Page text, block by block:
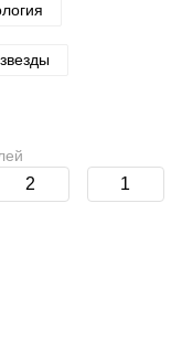
звезды
2 1